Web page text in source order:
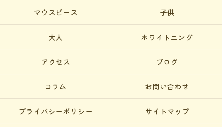
マウスピース 子供
大人 ホワイトニング
アクセス ブログ
コラム お問い合わせ
プライバシーポリシー サイトマップ